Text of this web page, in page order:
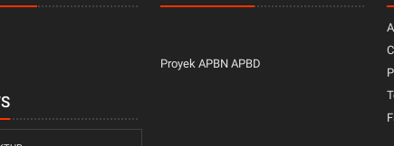
Proyek APBN APBD